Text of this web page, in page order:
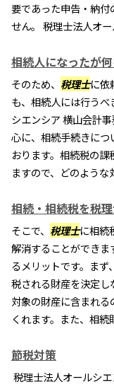
要であった申告・納
せん。 税理士法人オ
相続人になったが
そのため、 税理士に依
も、相続人には行う
シエンシア 横山会計
心に、相続手続きに
おります。相続税の
ますので、どのような
相続・相続税を税
そこで、 税理士に相続
解消することができま
るメリットです。ま
税される財産を決定
対象の財産に含まれ
くれます。また、相続
節税対策
税理士法人オールシ